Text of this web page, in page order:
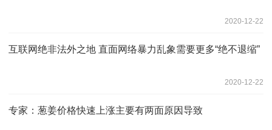
2020-12-22
互联网绝非法外之地 直面网络暴力乱象需要更多“绝不退缩”
2020-12-22
专家：葱姜价格快速上涨主要有两面原因导致